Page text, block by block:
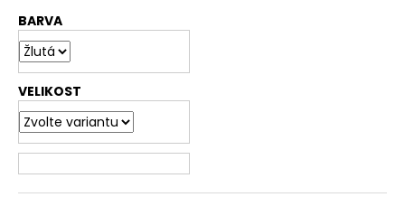
BARVA
VELIKOST
o
p
o
r
u
č
u
j
e